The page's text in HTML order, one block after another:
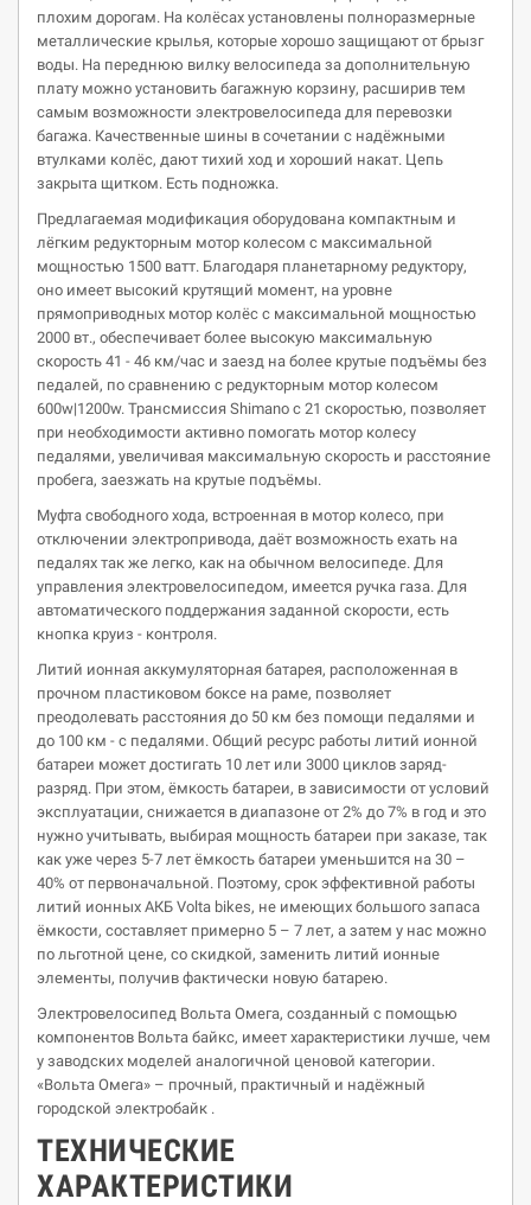
плохим дорогам. На колёсах установлены полноразмерные
металлические крылья, которые хорошо защищают от брызг
воды. На переднюю вилку велосипеда за дополнительную
плату можно установить багажную корзину, расширив тем
самым возможности электровелосипеда для перевозки
багажа. Качественные шины в сочетании с надёжными
втулками колёс, дают тихий ход и хороший накат. Цепь
закрыта щитком. Есть подножка.
Предлагаемая модификация оборудована компактным и
лёгким редукторным мотор колесом с максимальной
мощностью 1500 ватт. Благодаря планетарному редуктору,
оно имеет высокий крутящий момент, на уровне
прямоприводных мотор колёс с максимальной мощностью
2000 вт., обеспечивает более высокую максимальную
скорость 41 - 46 км/час и заезд на более крутые подъёмы без
педалей, по сравнению с редукторным мотор колесом
600w|1200w. Трансмиссия Shimano с 21 скоростью, позволяет
при необходимости активно помогать мотор колесу
педалями, увеличивая максимальную скорость и расстояние
пробега, заезжать на крутые подъёмы.
Муфта свободного хода, встроенная в мотор колесо, при
отключении электропривода, даёт возможность ехать на
педалях так же легко, как на обычном велосипеде. Для
управления электровелосипедом, имеется ручка газа. Для
автоматического поддержания заданной скорости, есть
кнопка круиз - контроля.
Литий ионная аккумуляторная батарея, расположенная в
прочном пластиковом боксе на раме, позволяет
преодолевать расстояния до 50 км без помощи педалями и
до 100 км - с педалями. Общий ресурс работы литий ионной
батареи может достигать 10 лет или 3000 циклов заряд-
разряд. При этом, ёмкость батареи, в зависимости от условий
эксплуатации, снижается в диапазоне от 2% до 7% в год и это
нужно учитывать, выбирая мощность батареи при заказе, так
как уже через 5-7 лет ёмкость батареи уменьшится на 30 –
40% от первоначальной. Поэтому, срок эффективной работы
литий ионных АКБ Volta bikes, не имеющих большого запаса
ёмкости, составляет примерно 5 – 7 лет, а затем у нас можно
по льготной цене, со скидкой, заменить литий ионные
элементы, получив фактически новую батарею.
Электровелосипед Вольта Омега, созданный с помощью
компонентов Вольта байкс, имеет характеристики лучше, чем
у заводских моделей аналогичной ценовой категории.
«Вольта Омега» – прочный, практичный и надёжный
городской электробайк .
ТЕХНИЧЕСКИЕ
ХАРАКТЕРИСТИКИ